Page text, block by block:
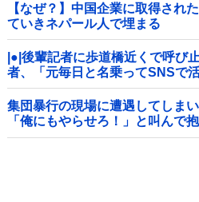
【なぜ？】中国企業に取得され
ていきネパール人で埋まる
|●|後輩記者に歩道橋近くで呼び
者、「元毎日と名乗ってSNSで
しまい……
集団暴行の現場に遭遇してしま
「俺にもやらせろ！」と叫んで
行され〇〇扱いされる悲劇へ←